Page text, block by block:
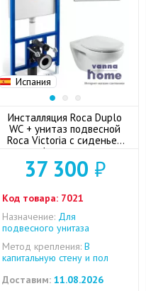
Испания
Инсталляция Roca Duplo
WC + унитаз подвесной
Roca Victoria с сиденьем
микролифт + кнопка смыва
37 300 ₽
Код товара: 7021
Назначение: Для
подвесного унитаза
Метод крепления: В
капитальную стену и пол
Доставим: 11.08.2026